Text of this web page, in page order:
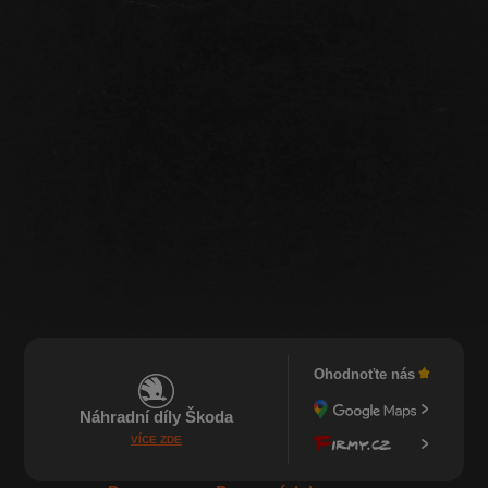
Náhradní díly Škoda
VÍCE ZDE
Ohodnoťte nás